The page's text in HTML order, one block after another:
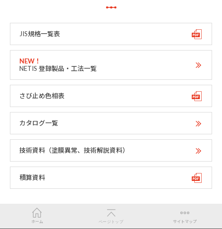
JIS規格一覧表
NETIS 登録製品・工法一覧
さび止め色相表
カタログ一覧
技術資料（塗膜異常、技術解説資料）
積算資料
ホーム ページトップ サイトマップ